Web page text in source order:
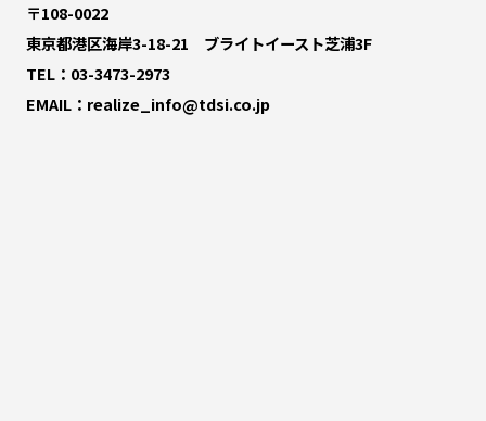
〒108-0022
東京都港区海岸3-18-21 ブライトイースト芝浦3F
TEL： 03-3473-2973
EMAIL： realize_info@tdsi.co.jp